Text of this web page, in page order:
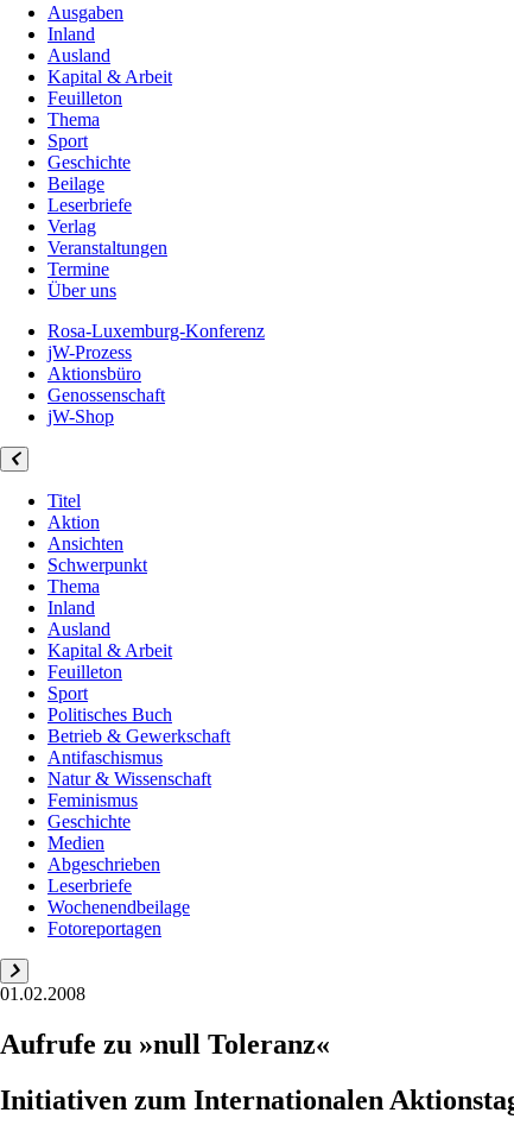
Ausgaben
Inland
Ausland
Kapital & Arbeit
Feuilleton
Thema
Sport
Geschichte
Beilage
Leserbriefe
Verlag
Veranstaltungen
Termine
Über uns
Rosa-Luxemburg-Konferenz
jW-Prozess
Aktionsbüro
Genossenschaft
jW-Shop
Titel
Aktion
Ansichten
Schwerpunkt
Thema
Inland
Ausland
Kapital & Arbeit
Feuilleton
Sport
Politisches Buch
Betrieb & Gewerkschaft
Antifaschismus
Natur & Wissenschaft
Feminismus
Geschichte
Medien
Abgeschrieben
Leserbriefe
Wochenendbeilage
Fotoreportagen
01.02.2008
Aufrufe zu »null Toleranz«
Initiativen zum Internationalen